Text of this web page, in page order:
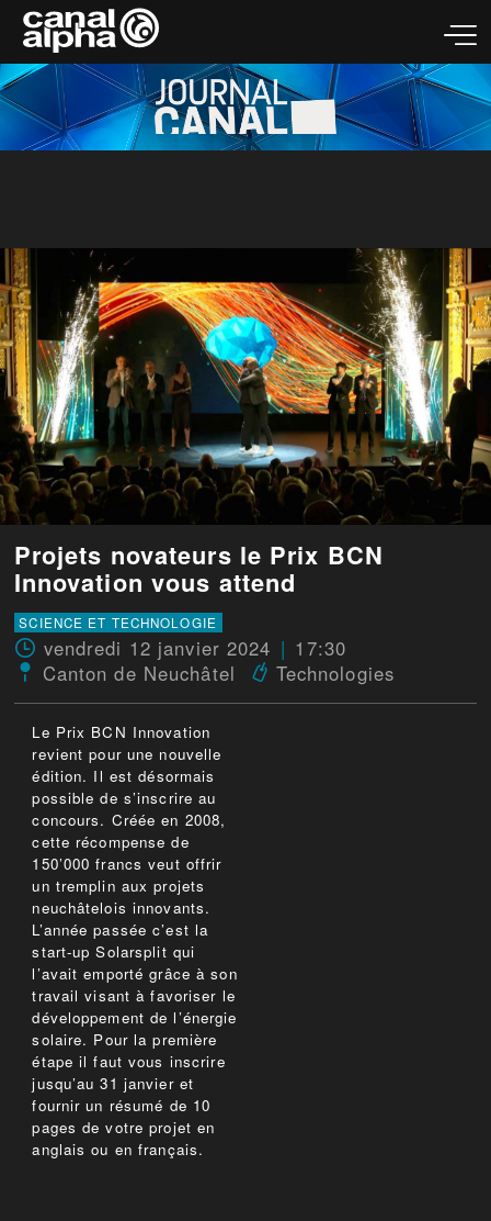
Projets novateurs le Prix BCN
Innovation vous attend
SCIENCE ET TECHNOLOGIE
vendredi 12 janvier 2024
17:30
Canton de Neuchâtel
Technologies
Le Prix BCN Innovation
revient pour une nouvelle
édition. Il est désormais
possible de s’inscrire au
concours. Créée en 2008,
cette récompense de
150’000 francs veut offrir
un tremplin aux projets
neuchâtelois innovants.
L’année passée c’est la
start-up Solarsplit qui
l’avait emporté grâce à son
travail visant à favoriser le
développement de l’énergie
solaire. Pour la première
étape il faut vous inscrire
jusqu’au 31 janvier et
fournir un résumé de 10
pages de votre projet en
anglais ou en français.